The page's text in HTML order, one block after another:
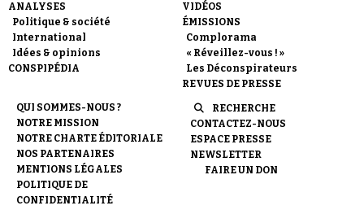
Demander à Vera
ANALYSES
Politique & société
International
Idées & opinions
CONSPIPÉDIA
VIDÉOS
ÉMISSIONS
Complorama
« Réveillez-vous ! »
Les Déconspirateurs
REVUES DE PRESSE
QUI SOMMES-NOUS ?
NOTRE MISSION
NOTRE CHARTE ÉDITORIALE
NOS PARTENAIRES
MENTIONS LÉGALES
POLITIQUE DE
CONFIDENTIALITÉ
RECHERCHE
CONTACTEZ-NOUS
ESPACE PRESSE
NEWSLETTER
FAIRE UN DON